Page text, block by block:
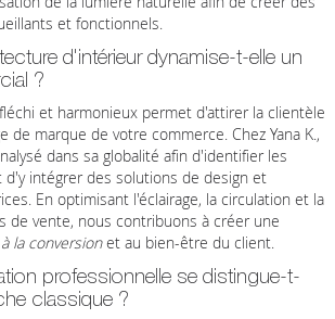
et fonctionnels.
d'intérieur dynamise-t-elle un
?
et harmonieux permet d'attirer la clientèle
de marque de votre commerce. Chez Yana K.,
dans sa globalité afin d'identifier les
intégrer des solutions de design et
En optimisant l'éclairage, la circulation et la
de vente, nous contribuons à créer une
la conversionet au bien-être du client.
professionnelle se distingue-t-
classique ?